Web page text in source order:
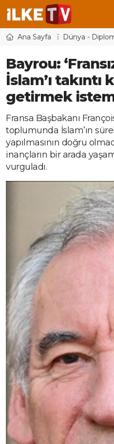
Ana Sayfa Dünya -
Bayrou:
İslam’ı
getirmek
Fransa Başbakanı
toplumunda İslam’ın
yapılmasının doğru
inançların bir arada
vurguladı.